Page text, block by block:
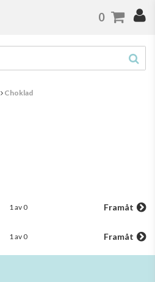
Choklad
1 av 0 Framåt
1 av 0 Framåt
0